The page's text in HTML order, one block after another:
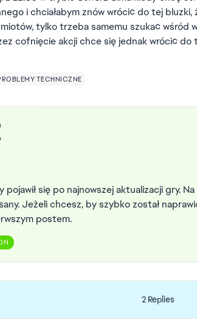
i chciałabym znów wrócić do tej
tylko trzeba samemu szukać wśród
cofnięcie akcji chce się jednak wrócić
TECHNICZNE
pojawił się po najnowszej aktualizacji gry.
Jeżeli chcesz, by szybko został
postem.
2 Replies